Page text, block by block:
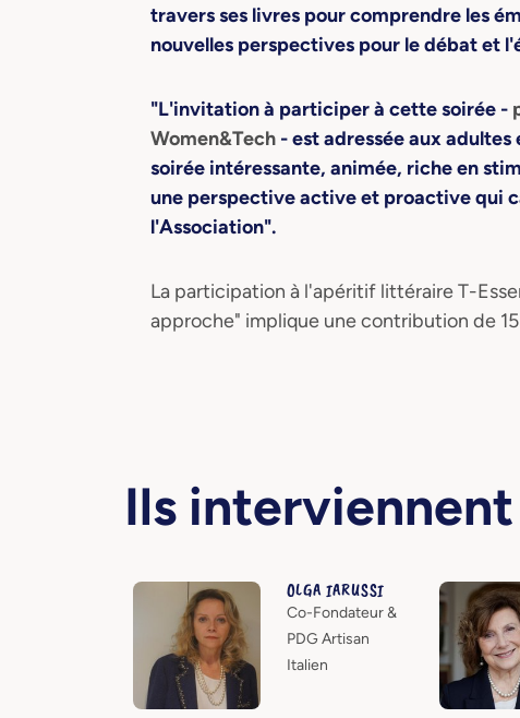
travers ses livres pour comprendre les
nouvelles perspectives pour le débat et
"L'invitation à participer à cette soirée -
Women&Tech - est adressée aux
soirée intéressante, animée, riche en
une perspective active et proactive qui
l'Association".
La participation à l'apéritif littéraire T-
approche" implique une contribution de
Ils interviennent
OLGA IARUSSI
Co-Fondateur &
PDG Artisan
Italien